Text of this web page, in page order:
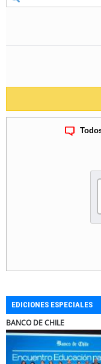
EDICIONES ESPECIALES